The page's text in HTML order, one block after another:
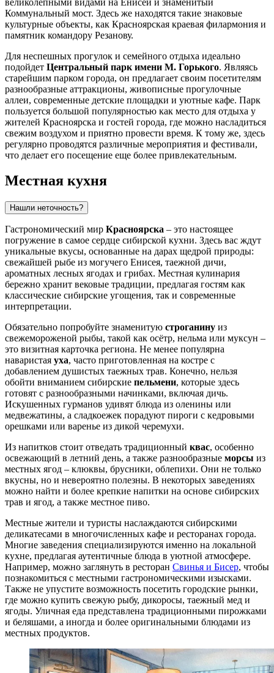
Коммунальный мост. Здесь же находятся такие знаковые
культурные объекты, как Красноярская краевая филармония и
памятник командору Резанову.
Для неспешных прогулок и семейного отдыха идеально
подойдет Центральный парк имени М. Горького. Являясь
старейшим парком города, он предлагает своим посетителям
разнообразные аттракционы, живописные прогулочные
аллеи, современные детские площадки и уютные кафе. Парк
пользуется большой популярностью как место для отдыха у
жителей Красноярска и гостей города, где можно насладиться
свежим воздухом и приятно провести время. К тому же, здесь
регулярно проводятся различные мероприятия и фестивали,
что делает его посещение еще более привлекательным.
Местная кухня
Нашли неточность?
Гастрономический мир Красноярска – это настоящее
погружение в самое сердце сибирской кухни. Здесь вас ждут
уникальные вкусы, основанные на дарах щедрой природы:
свежайшей рыбе из могучего Енисея, таежной дичи,
ароматных лесных ягодах и грибах. Местная кулинария
бережно хранит вековые традиции, предлагая гостям как
классические сибирские угощения, так и современные
интерпретации.
Обязательно попробуйте знаменитую строганину из
свежемороженой рыбы, такой как осётр, нельма или муксун –
это визитная карточка региона. Не менее популярна
наваристая уха, часто приготовленная на костре с
добавлением душистых таежных трав. Конечно, нельзя
обойти вниманием сибирские пельмени, которые здесь
готовят с разнообразными начинками, включая дичь.
Искушенных гурманов удивят блюда из оленины или
медвежатины, а сладкоежек порадуют пироги с кедровыми
орешками или варенье из дикой черемухи.
Из напитков стоит отведать традиционный квас, особенно
освежающий в летний день, а также разнообразные морсы из
местных ягод – клюквы, брусники, облепихи. Они не только
вкусны, но и невероятно полезны. В некоторых заведениях
можно найти и более крепкие напитки на основе сибирских
трав и ягод, а также местное пиво.
Местные жители и туристы наслаждаются сибирскими
деликатесами в многочисленных кафе и ресторанах города.
Многие заведения специализируются именно на локальной
кухне, предлагая аутентичные блюда в уютной атмосфере.
Например, можно заглянуть в ресторан Свинья и Бисер, чтобы
познакомиться с местными гастрономическими изысками.
Также не упустите возможность посетить городские рынки,
где можно купить свежую рыбу, дикоросы, таежный мед и
ягоды. Уличная еда представлена традиционными пирожками
и беляшами, а иногда и более оригинальными блюдами из
местных продуктов.